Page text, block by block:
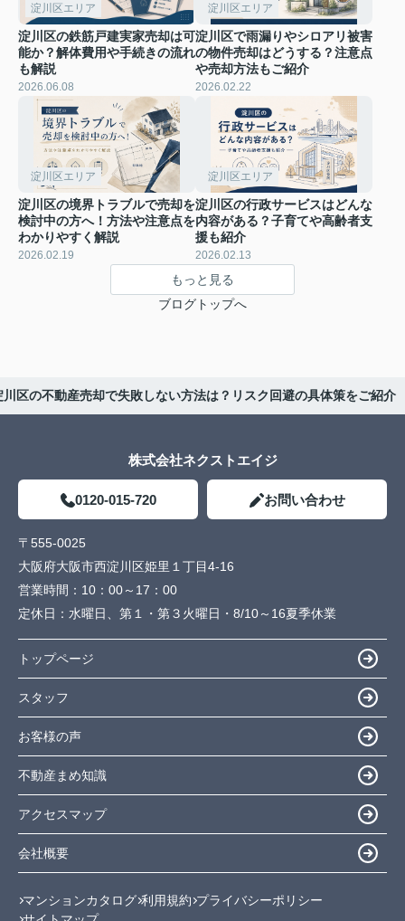
淀川区エリア
淀川区の鉄筋戸建実家売却は可
能か？解体費用や手続きの流れ
も解説
2026.06.08
淀川区エリア
淀川区で雨漏りやシロアリ被害
の物件売却はどうする？注意点
や売却方法もご紹介
2026.02.22
淀川区エリア
淀川区の境界トラブルで売却を
検討中の方へ！方法や注意点を
わかりやすく解説
2026.02.19
淀川区エリア
淀川区の行政サービスはどんな
内容がある？子育てや高齢者支
援も紹介
2026.02.13
もっと見る
ブログトップへ
川区の不動産売却で失敗しない方法は？リスク回避の具体策をご紹介
株式会社ネクストエイジ
0120-015-720 お問い合わせ
〒555-0025
大阪府大阪市西淀川区姫里１丁目4-16
営業時間： 10：00～17：00
定休日： 水曜日、第１・第３火曜日・8/10～16夏季休業
トップページ
スタッフ
お客様の声
不動産まめ知識
アクセスマップ
会社概要
マンションカタログ 利用規約 プライバシーポリシー